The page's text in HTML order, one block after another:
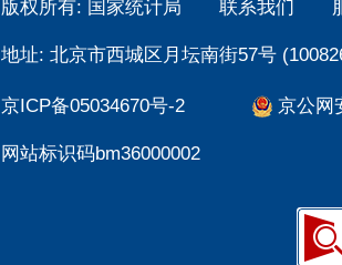
版权所有: 国家统计局 联系我们
地址: 北京市西城区月坛南街57号
京ICP备05034670号-2 京公网
网站标识码bm36000002